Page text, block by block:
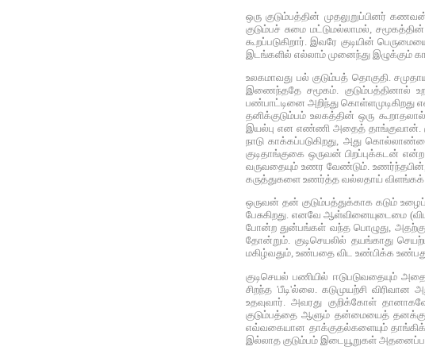
ஒரு குடும்பத்தின் முதலுறுப்பினர்
குடும்பச் சுமை மட்டுமல்லாமல்,
கூறப்படுகிறார். இவரே குடியின்
இடங்களில் எல்லாம் முனைந்து இழுக்கும்
உலகமாவது பல் குடும்பத் தொகுதி.
இணைந்ததே சமூகம். குடும்பத்தினால்
பண்பாட்டினை அறிந்து கொள்ளமுடிகிறது
தனிக்குடும்பம் உலகத்தின் ஒரு
இயல்பு என எண்ணி அதைத் தாங்குவான்.
நாடு காக்கப்படுகிறது, அது
குடிதாங்குகை ஒருவன் பிறப்புக்கடன்
வருவதையும் உணர வேண்டும்.
கருத்துகளை உணர்த்த வல்லதாய் விளங்கக்
ஒருவன் தன் குடும்பத்துக்காக கடும்
பேசுகிறது. எனவே ஆள்வினையுடைமை
போன்ற துன்பங்கள் வந்த பொழுது,
தோன்றும். குடிசெயலில் தயங்காது
மகிழ்வதும், உண்பதை விட உண்பிக்க
குடிசெயல் பணியில் ஈடுபடுவதையும்
சிறந்த 'பீடி'ல்லை. கடுமுயற்சி
உதவுவார். அவரது குறிக்கோள்
குடும்பத்தை ஆளும் தன்மையைத் தனக்கு
எவ்வகையான தாக்குதல்களையும் தாங்கிக்
இல்லாத குடும்பம் இடையூறுகள்